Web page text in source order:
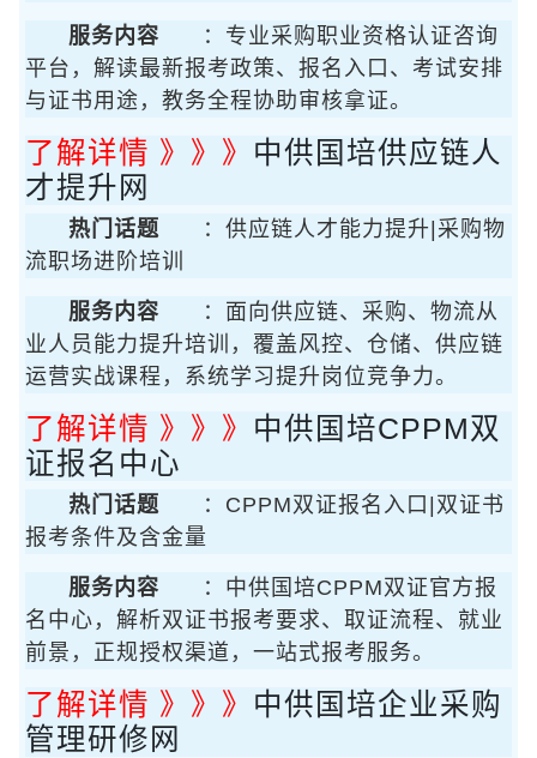
服务内容
：专业采购职业资格认证咨询
平台，解读最新报考政策、报名入口、考试安排
与证书用途，教务全程协助审核拿证。
了解详情 》》》 中供国培供应链人
才提升网
热门话题
：供应链人才能力提升|采购物
流职场进阶培训
服务内容
：面向供应链、采购、物流从
业人员能力提升培训，覆盖风控、仓储、供应链
运营实战课程，系统学习提升岗位竞争力。
了解详情 》》》 中供国培CPPM双
证报名中心
热门话题
：CPPM双证报名入口|双证书
报考条件及含金量
服务内容
：中供国培CPPM双证官方报
名中心，解析双证书报考要求、取证流程、就业
前景，正规授权渠道，一站式报考服务。
了解详情 》》》 中供国培企业采购
管理研修网